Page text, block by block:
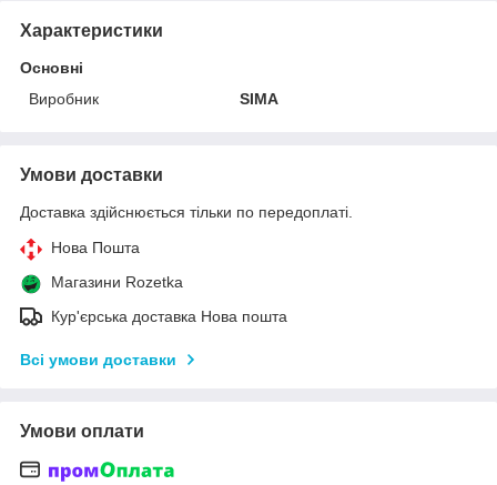
Характеристики
Основні
Виробник
SIMA
Умови доставки
Доставка здійснюється тільки по передоплаті.
Нова Пошта
Магазини Rozetka
Кур'єрська доставка Нова пошта
Всі умови доставки
Умови оплати